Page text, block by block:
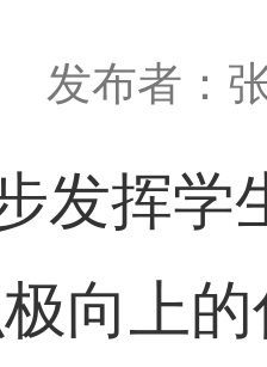
发布者：
发挥学
向上